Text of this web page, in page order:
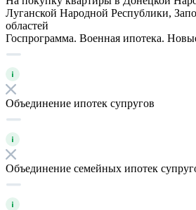
Луганской Народной Республики,
областей
Госпрограмма. Военная ипотека.
Объединение ипотек супругов
Объединение семейных ипотек